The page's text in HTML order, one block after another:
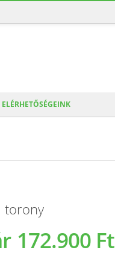
ELÉRHETŐSÉGEINK
torony
172.900 Ft